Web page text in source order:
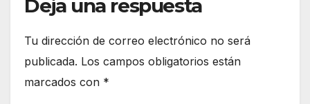
Deja una respuesta
Tu dirección de correo electrónico no será
publicada. Los campos obligatorios están
marcados con *